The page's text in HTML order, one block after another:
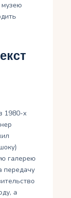
музею
1980-х
галерею
передачу
а